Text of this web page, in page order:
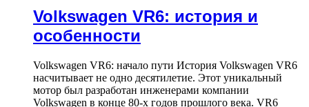
Volkswagen VR6: история и
особенности
Volkswagen VR6: начало пути История Volkswagen VR6
насчитывает не одно десятилетие. Этот уникальный
мотор был разработан инженерами компании
Volkswagen в конце 80-х годов прошлого века. VR6